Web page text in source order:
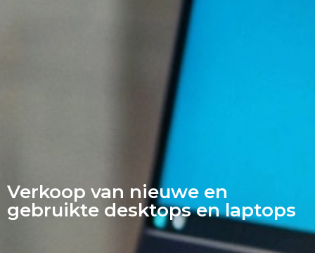
Verkoop van nieuwe en
gebruikte desktops en laptops